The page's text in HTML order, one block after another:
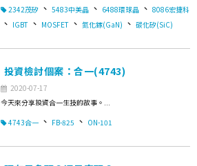
2342茂矽 、 5483中美晶 、 6488環球晶 、 8086宏捷科
、 IGBT 、 MOSFET 、 氮化鎵(GaN) 、 碳化矽(SiC)
投資檢討個案：合一(4743)
2020-07-17
今天來分享投資合一生技的故事。...
4743合一 、 FB-825 、 ON-101